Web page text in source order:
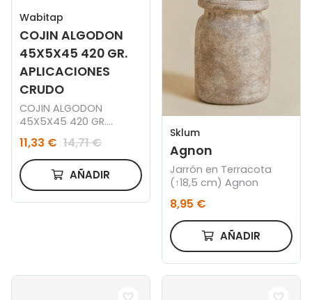
Wabitap
COJIN ALGODON
45X5X45 420 GR.
APLICACIONES
CRUDO
COJIN ALGODON
45X5X45 420 GR.
11,33 € 14,71 €
AÑADIR
Sklum
Agnon
Jarrón en Terracota
(↑18,5 cm) Agnon
8,95 €
AÑADIR